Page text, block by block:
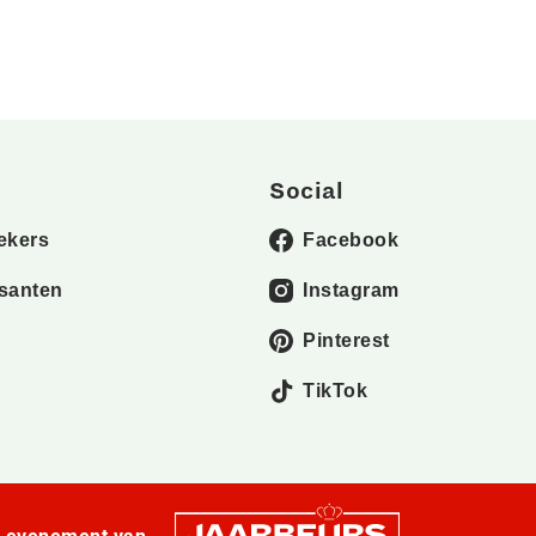
Social
Facebook
Instagram
Pinterest
TikTok